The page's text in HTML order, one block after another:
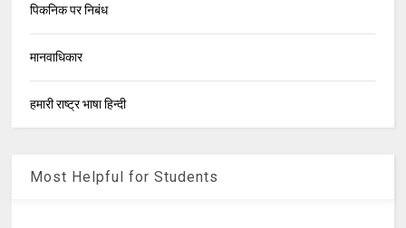
पिकनिक पर निबंध
मानवाधिकार
हमारी राष्ट्र भाषा हिन्दी
Most Helpful for Students